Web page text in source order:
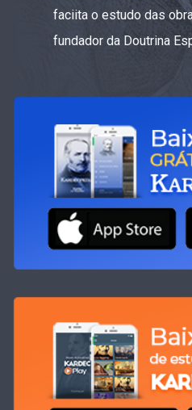
faciita o estudo das
fundador da Doutrina